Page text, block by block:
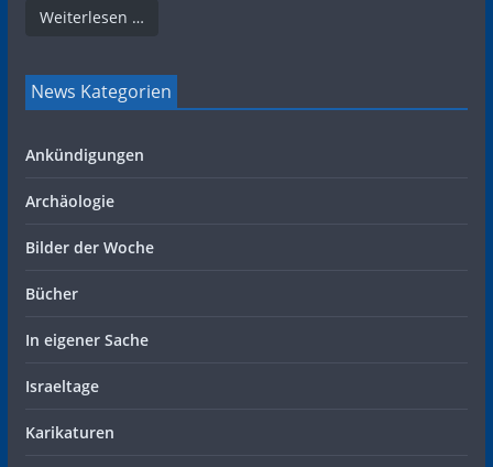
Weiterlesen …
News Kategorien
Ankündigungen
Archäologie
Bilder der Woche
Bücher
In eigener Sache
Israeltage
Karikaturen